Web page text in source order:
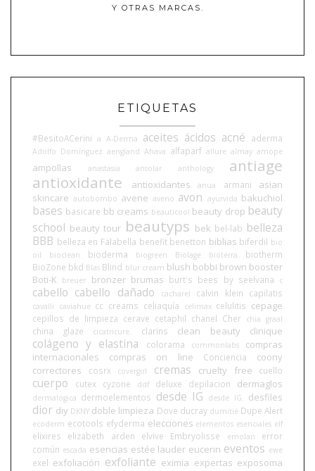
Y OTRAS MARCAS.
ETIQUETAS
#BesitoACerini a A-Derma aceites ácidos acné aderma
Adolfo Domínguez aengland Ahava alfaparf allure almay amope
ampollas anastasia ansolar anthology
antiage
antioxidante
antioxidantes anua armani
asian
skincare autobombo avene aveno avon ayurvida bakuchiol
bases basicare bb creams beauticool beauty drop beauty
school beauty tour beautyps bek bel-lab belleza
BBB belleza en Falabella benefit benetton biblias biferdil bio
oil
bioclean bioderma biogreen Biolage bioterra
biotherm
BioZone bkd Blas Blind blur cream blush bobbi brown booster
Boti-K
breuer bronzer brumas burt's bees by seelvana c
cabello cabello dañado cacharel calvin klein capilatis
cavalli caviahue cc creams celiaquía celimax celulitis cepage
cepillos de limpieza cerave cetaphil chanel Cher chia graal
china glaze cicatricure. clarins clean beauty clinique
colágeno y elastina colorama commonlabs
compras
internacionales
compras on line Conciencia
coony
correctores
cosrx covergirl cremas cruelty free cuello
cuerpo cutex cyzone ddf deluxe depilacion dermaglos
dermalogica dermoelementos desde IG desde IG. desfiles
dior diy DKNY doble limpieza Dove ducray dumitié Dupe Alert
ecoderm ecotools efyderma elecciones elementos esenciales elf
elixires elizabeth arden elvive Embryolisse emolan
error
común escada esencias estée lauder eucerin eventos ewe
exel exfoliación exfoliante eximia expertas exposoma